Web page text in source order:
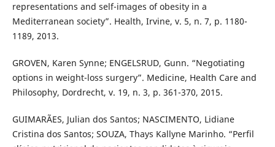
representations and self-images of obesity in a
Mediterranean society”. Health, Irvine, v. 5, n. 7, p. 1180-
1189, 2013.
GROVEN, Karen Synne; ENGELSRUD, Gunn. “Negotiating
options in weight-loss surgery”. Medicine, Health Care and
Philosophy, Dordrecht, v. 19, n. 3, p. 361-370, 2015.
GUIMARÃES, Julian dos Santos; NASCIMENTO, Lidiane
Cristina dos Santos; SOUZA, Thays Kallyne Marinho. “Perfil